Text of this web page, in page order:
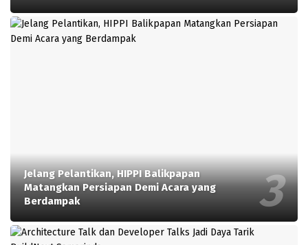
Jelang Pelantikan, HIPPI Balikpapan
Matangkan Persiapan Demi Acara yang
Berdampak